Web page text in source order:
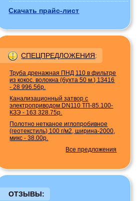
Скачать прайс-лист
СПЕЦПРЕДЛОЖЕНИЯ:
Труба дренажная ПНД 110 в фильтре
из кокос. волокна (бухта 50 м.) 13416
-28 996.56р.
Канализационный затвор с
электроприводом DN110 ТП-85.100-
КЗЭ - 163 328.75р.
Полотно нетканое иглопробивное
(геотекстиль) 100 г/м2, ширина-2000,
микс -38.00р.
Все предложения
ОТЗЫВЫ: